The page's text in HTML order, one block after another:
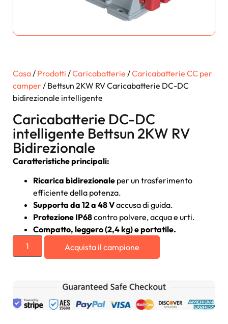
Casa/ Prodotti /Caricabatterie /Caricabatterie CC per
camper/ Bettsun 2KW RV Caricabatterie DC-DC
bidirezionale intelligente
Caricabatterie DC-DC
intelligente Bettsun 2KW RV
Bidirezionale
Caratteristiche principali:
Ricarica bidirezionale per un trasferimento
efficiente della potenza.
Supporta da 12 a 48 Vaccusa di guida.
Protezione IP68contro polvere, acqua e urti.
Compatto, leggero (2,4 kg) e portatile.
Acquista il campione